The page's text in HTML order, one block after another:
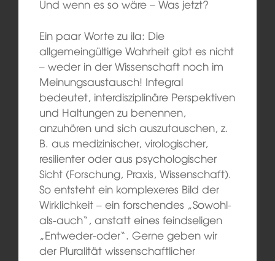
Und wenn es so wäre – Was jetzt?
Ein paar Worte zu ila: Die
allgemeingültige Wahrheit gibt es nicht
– weder in der Wissenschaft noch im
Meinungsaustausch! Integral
bedeutet, interdisziplinäre Perspektiven
und Haltungen zu benennen,
anzuhören und sich auszutauschen, z.
B. aus medizinischer, virologischer,
resilienter oder aus psychologischer
Sicht (Forschung, Praxis, Wissenschaft).
So entsteht ein komplexeres Bild der
Wirklichkeit – ein forschendes „Sowohl-
als-auch“, anstatt eines feindseligen
„Entweder-oder“. Gerne geben wir
der Pluralität wissenschaftlicher